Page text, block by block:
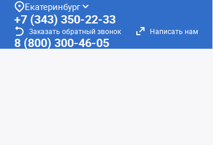
Екатеринбург
+7 (343) 350-22-33
Заказать обратный звонок Написать нам
8 (800) 300-46-05